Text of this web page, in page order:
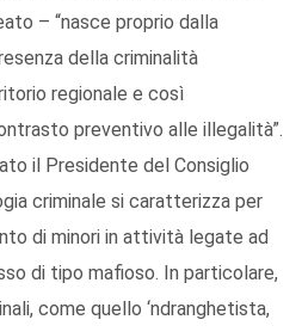
– “nasce proprio dalla
della criminalità
regionale e così
preventivo alle illegalità”.
il Presidente del Consiglio
criminale si caratterizza per
di minori in attività legate ad
di tipo mafioso. In particolare,
come quello ‘ndranghetista,